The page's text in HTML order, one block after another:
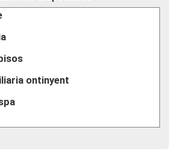
ontinyent